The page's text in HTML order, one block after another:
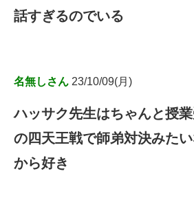
話すぎるのでいる
名無しさん 23/10/09(月)
ハッサク先生はちゃんと授
の四天王戦で師弟対決みた
から好き